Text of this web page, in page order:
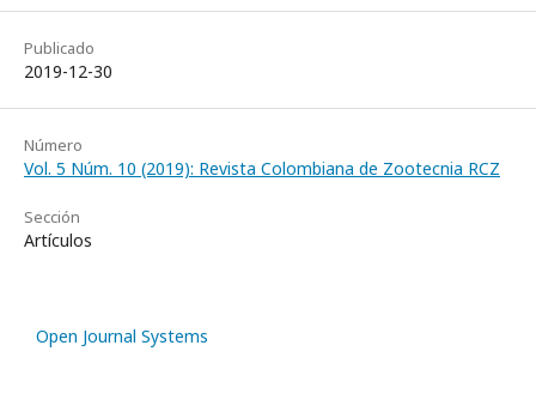
Publicado
2019-12-30
Número
Vol. 5 Núm. 10 (2019): Revista Colombiana de Zootecnia RCZ
Sección
Artículos
Open Journal Systems